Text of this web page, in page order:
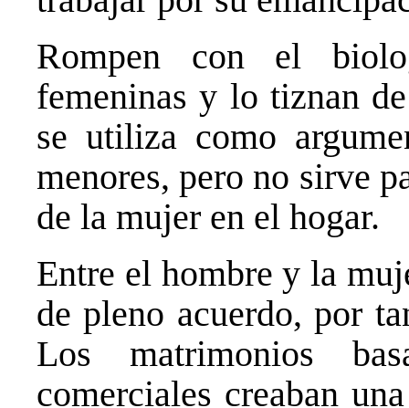
Rompen con el
femeninas y lo tiznan
se utiliza como
menores, pero no sirve
de la mujer en el hogar.
Entre el hombre y la
de pleno acuerdo, por
Los matrimonios
comerciales creaban